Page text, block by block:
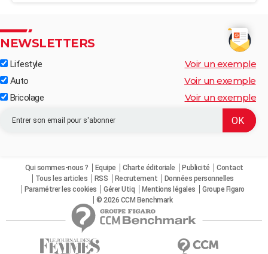
NEWSLETTERS
Lifestyle Voir un exemple
Auto Voir un exemple
Bricolage Voir un exemple
Qui sommes-nous ? Equipe Charte éditoriale Publicité
Contact
Tous les articles
RSS Recrutement
Données personnelles
Paramétrer les cookies
Gérer Utiq Mentions légales
Groupe Figaro
© 2026 CCM Benchmark